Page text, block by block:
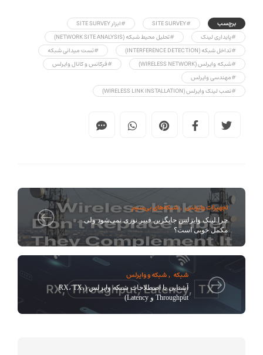
برچسب #SITE SURVEY
#ابزار SITE SURVEY
#پایداری لینک
#تحلیل محیط شبکه (NETWORK SITE ANALYSIS)
#تداخل شبکه (INTERFERENCE DETECTION)
#تست میدانی شبکه
#شبکه وایرلس (WIRELESS NETWORK)
#فرکانس و کانال وایرلس
#مهندسی وایرلس
#نصب لینک وایرلس (WIRELESS LINK INSTALLATION)
تجهیزات وایرلس ,شبکه‌های بی‌سیم
چرا لینک وایرلس جایگزین فیبر نوری نمی‌شود ولی
مکمل خوبی است؟
شبکه , شبکه و وایرلس
آشنایی با اصطلاحات شبکه وایرلس (RX، TX،
Throughput و Latency)